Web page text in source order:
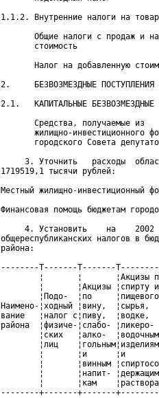
1.1.2. Внутренние налоги на
Общие налоги с продаж и
стоимость
Налог на добавленную
2.     БЕЗВОЗМЕЗДНЫЕ
2.1.   КАПИТАЛЬНЫЕ
       Средства, получаемые из
жилищно-инвестиционного
городского Совета
3. Уточнить   расходы
1719519,1 тысячи рублей:
Местный жилищно-
Финансовая помощь бюджетам
4. Установить    на
общереспубликанских налогов в
района:
--------T-------T-------
¦       ¦       ¦Акцизы
¦       ¦Акцизы ¦спирту
¦Подо-  ¦по
Наимено-¦ходный ¦вину,
вание   ¦налог с¦пиву,
района  ¦физиче-¦слабо-
¦ских   ¦алко-
¦лиц
¦       ¦и      ¦и
¦       ¦винным
¦       ¦напит-
¦       ¦кам
--------+-------+-------